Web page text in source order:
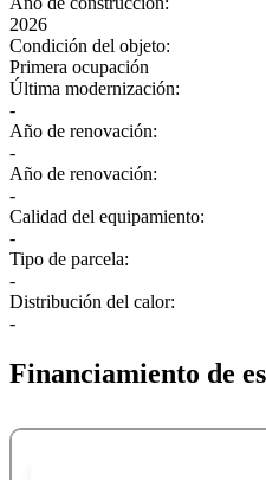
2026
Condición del objeto:
Primera ocupación
Última modernización:
-
Año de renovación:
-
Año de renovación:
-
Calidad del equipamiento:
-
Tipo de parcela:
-
Distribución del calor:
-
Financiamiento de